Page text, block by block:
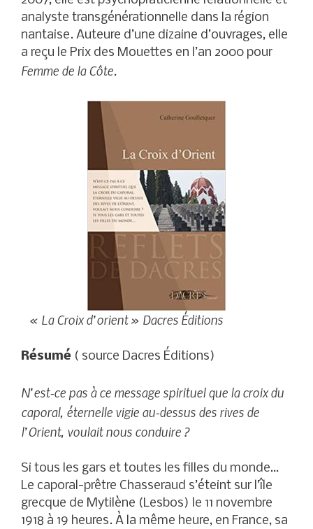
analyste transgénérationnelle dans la région
nantaise. Auteure d’une dizaine d’ouvrages, elle
a reçu le Prix des Mouettes en l’an 2000 pour
Femme de la Côte.
« La Croix d’orient » Dacres Éditions
Résumé ( source Dacres Éditions)
N’est-ce pas à ce message spirituel que la croix du
caporal, éternelle vigie au-dessus des rives de
l’Orient, voulait nous conduire ?
Si tous les gars et toutes les filles du monde…
Le caporal-prêtre Chasseraud s’éteint sur l’île
grecque de Mytilène (Lesbos) le 11 novembre
1918 à 19 heures. À la même heure, en France, sa